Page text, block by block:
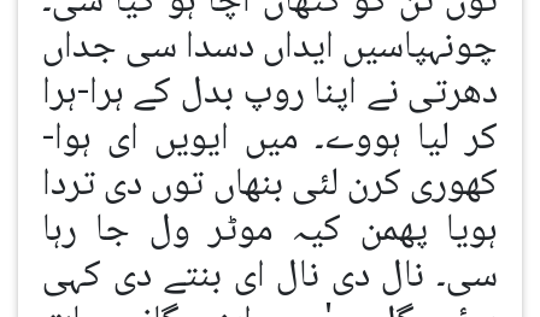
چونہپاسیں ایداں دسدا سی جداں
دھرتی نے اپنا روپ بدل کے ہرا-ہرا
کر لیا ہووے۔ میں ایویں ای ہوا-
کھوری کرن لئی بنھاں توں دی تردا
ہویا پھمن کیہ موٹر ول جا رہا
سی۔ نال دی نال ای بنتے دی کہی